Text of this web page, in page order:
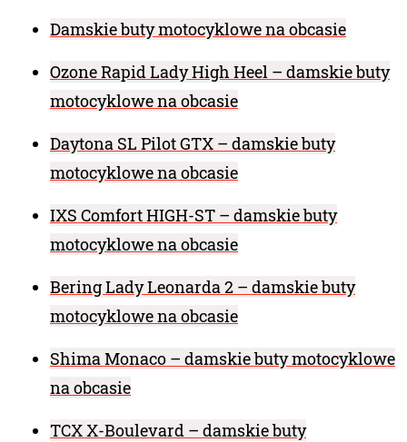
Damskie buty motocyklowe na obcasie
Ozone Rapid Lady High Heel – damskie buty
motocyklowe na obcasie
Daytona SL Pilot GTX – damskie buty
motocyklowe na obcasie
IXS Comfort HIGH-ST – damskie buty
motocyklowe na obcasie
Bering Lady Leonarda 2 – damskie buty
motocyklowe na obcasie
Shima Monaco – damskie buty motocyklowe
na obcasie
TCX X-Boulevard – damskie buty